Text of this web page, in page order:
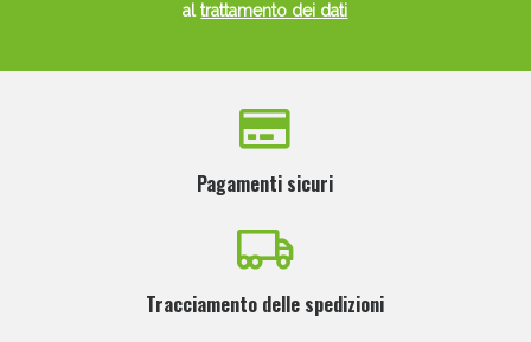
altrattamento dei dati
Pagamenti sicuri
Tracciamento delle spedizioni